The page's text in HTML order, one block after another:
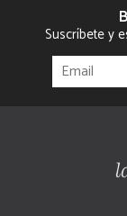
Suscríbete y